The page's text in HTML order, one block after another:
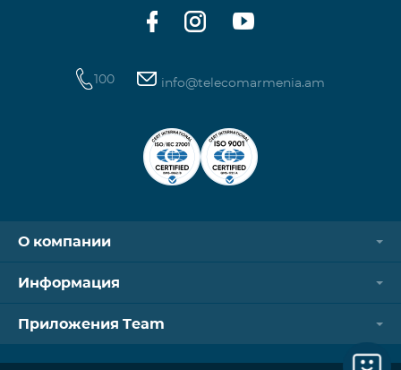
100 info@telecomarmenia.am
О компании
Информация
Приложения Team